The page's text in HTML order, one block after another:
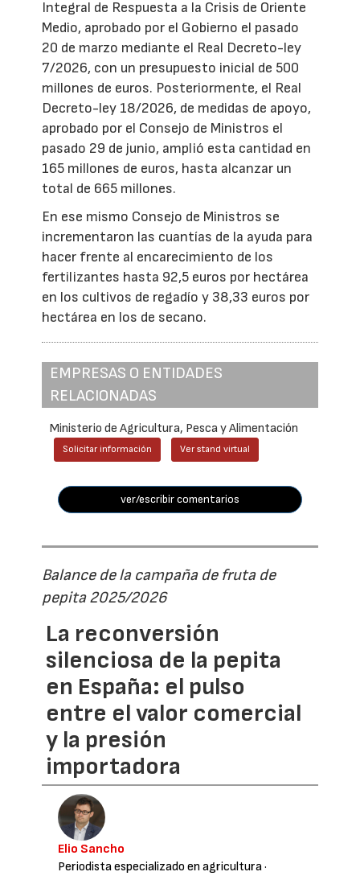
Integral de Respuesta a la Crisis de Oriente
Medio, aprobado por el Gobierno el pasado
20 de marzo mediante el Real Decreto-ley
7/2026, con un presupuesto inicial de 500
millones de euros. Posteriormente, el Real
Decreto-ley 18/2026, de medidas de apoyo,
aprobado por el Consejo de Ministros el
pasado 29 de junio, amplió esta cantidad en
165 millones de euros, hasta alcanzar un
total de 665 millones.
En ese mismo Consejo de Ministros se
incrementaron las cuantías de la ayuda para
hacer frente al encarecimiento de los
fertilizantes hasta 92,5 euros por hectárea
en los cultivos de regadío y 38,33 euros por
hectárea en los de secano.
EMPRESAS O ENTIDADES
RELACIONADAS
Ministerio de Agricultura, Pesca y Alimentación
Solicitar información Ver stand virtual
ver/escribir comentarios
Balance de la campaña de fruta de
pepita 2025/2026
La reconversión
silenciosa de la pepita
en España: el pulso
entre el valor comercial
y la presión
importadora
Elio Sancho
Periodista especializado en agricultura·